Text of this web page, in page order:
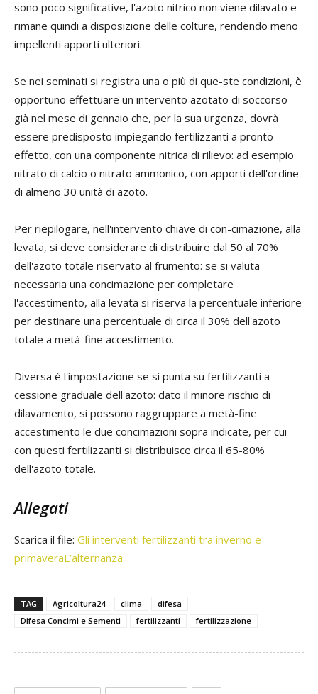
sono poco significative, l'azoto nitrico non viene dilavato e
rimane quindi a disposizione delle colture, rendendo meno
impellenti apporti ulteriori.
Se nei seminati si registra una o più di que-ste condizioni, è
opportuno effettuare un intervento azotato di soccorso
già nel mese di gennaio che, per la sua urgenza, dovrà
essere predisposto impiegando fertilizzanti a pronto
effetto, con una componente nitrica di rilievo: ad esempio
nitrato di calcio o nitrato ammonico, con apporti dell'ordine
di almeno 30 unità di azoto.
Per riepilogare, nell'intervento chiave di con-cimazione, alla
levata, si deve considerare di distribuire dal 50 al 70%
dell'azoto totale riservato al frumento: se si valuta
necessaria una concimazione per completare
l'accestimento, alla levata si riserva la percentuale inferiore
per destinare una percentuale di circa il 30% dell'azoto
totale a metà-fine accestimento.
Diversa è l'impostazione se si punta su fertilizzanti a
cessione graduale dell'azoto: dato il minore rischio di
dilavamento, si possono raggruppare a metà-fine
accestimento le due concimazioni sopra indicate, per cui
con questi fertilizzanti si distribuisce circa il 65-80%
dell'azoto totale.
Allegati
Scarica il file: Gli interventi fertilizzanti tra inverno e
primaveraL’alternanza
TAG Agricoltura24 clima
difesa
Difesa Concimi e Sementi
fertilizzanti fertilizzazione